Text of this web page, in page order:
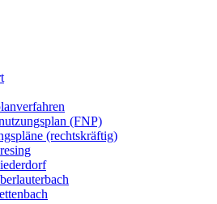
(FNP)
(rechtskräftig)